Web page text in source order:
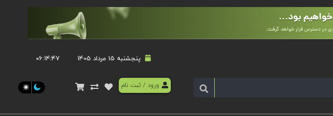
پنجشنبه 15 مرداد 1405 ۰۶:۱۴:۴۷
ورود / ثبت نام